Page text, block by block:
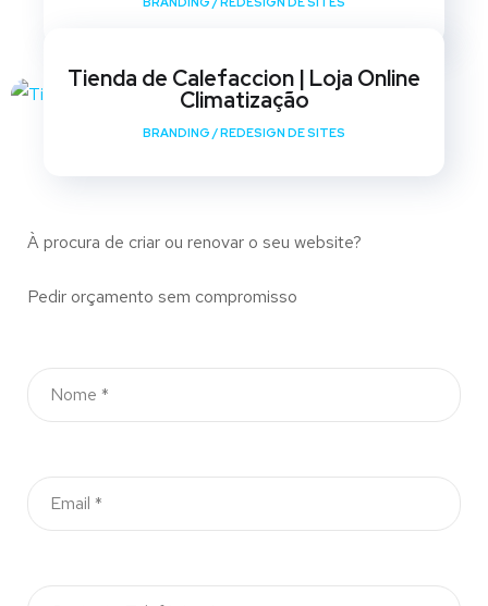
Tienda de Calefaccion | Loja Online
Climatização
BRANDING /REDESIGN DE SITES
À procura de criar ou renovar o seu website?
Pedir orçamento sem compromisso